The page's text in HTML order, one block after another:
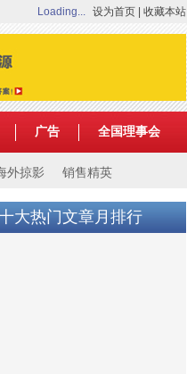
Loading... 设为首页 收藏本站
外掠影 销售精英
广告 全国理事会
大热门文章月排行